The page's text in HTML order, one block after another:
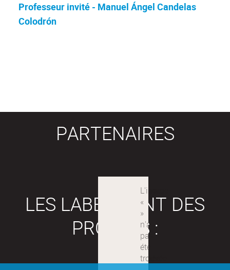
Professeur invité - Manuel Ángel Candelas
Colodrón
PARTENAIRES
LES LABEX SONT DES
PROJETS :